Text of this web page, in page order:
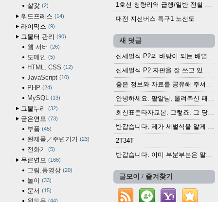
살갗 2
워드프레스 14
라이믹스 9
그물터 관리 90
웹 서버 26
도메인 5
HTML, CSS 12
JavaScript 10
PHP 24
MySQL 13
그물누리 32
굳은연모 73
부품 45
완제품／주변기기 23
전화기 5
무른연모 166
그림,동영상 20
놀이 33
문서 15
44
대전 지선버스 특구1 노선도
새 덧글
최신표준타자교본. 그렇죠. 그 당시에 최신 표준...
2T34T
반갑습니다. 이미 부분부분은 알려진 정보들이...
글모이 / 즐겨찾기